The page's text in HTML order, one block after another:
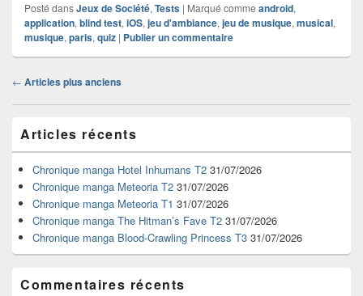
Posté dansJeux de Société, Tests | Marqué comme android,
application, blind test, iOS, jeu d'ambiance, jeu de musique, musical,
musique, paris, quiz | Publier un commentaire
Navigation
articles
← Articles plus anciens
principale
de
widget
pour
barre
latérale
Articles récents
Chronique manga Hotel Inhumans T2 31/07/2026
Chronique manga Meteoria T2 31/07/2026
Chronique manga Meteoria T1 31/07/2026
Chronique manga The Hitman’s Fave T2 31/07/2026
Chronique manga Blood-Crawling Princess T3 31/07/2026
Commentaires récents